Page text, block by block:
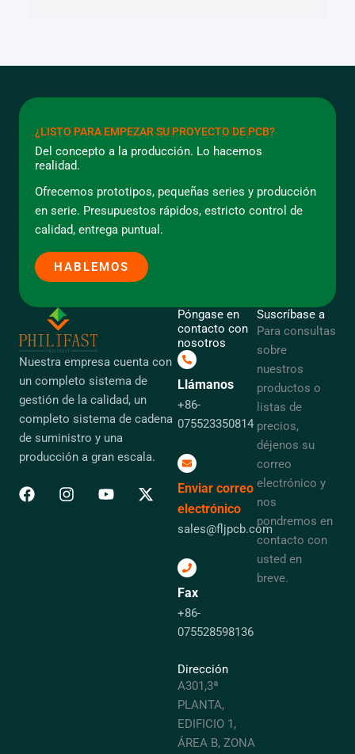
¿LISTO PARA EMPEZAR SU PROYECTO DE PCB?
Del concepto a la producción. Lo hacemos
realidad.
Ofrecemos prototipos, pequeñas series y producción
en serie. Presupuestos rápidos, estricto control de
calidad, entrega puntual.
HABLEMOS
Nuestra empresa cuenta con
un completo sistema de
gestión de la calidad, un
completo sistema de cadena
de suministro y una
producción a gran escala.
Póngase en
contacto con
nosotros
Llámanos
+86-
075523350814
Enviar correo
electrónico
sales@fljpcb.com
Fax
+86-
075528598136
Suscríbase a
Para consultas
sobre
nuestros
productos o
listas de
precios,
déjenos su
correo
electrónico y
nos
pondremos en
contacto con
usted en
breve.
Dirección
A301,3ª
PLANTA,
EDIFICIO 1,
ÁREA B, ZONA